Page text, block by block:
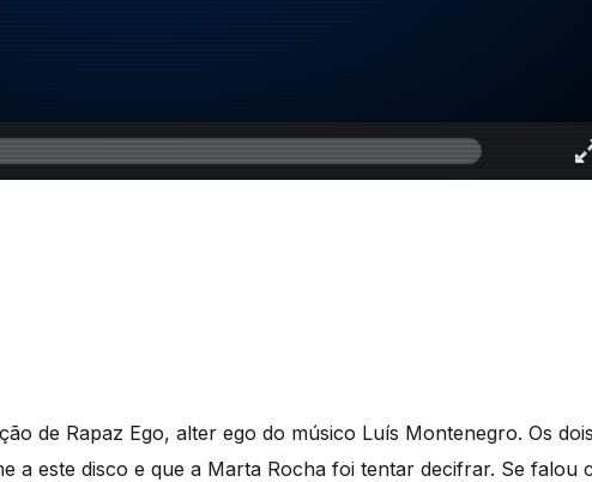
de Rapaz Ego, alter ego do músico Luís Montenegro. Os dois
a este disco e que a Marta Rocha foi tentar decifrar. Se falou